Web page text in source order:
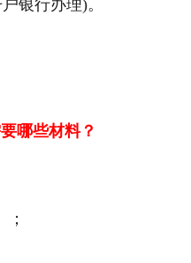
银行办理)。
哪些材料？